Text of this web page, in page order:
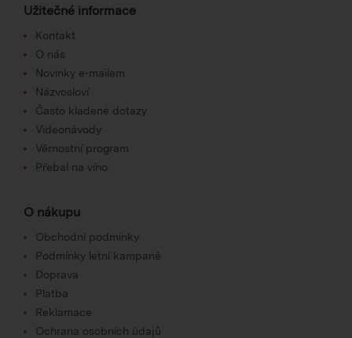
Užitečné informace
Kontakt
O nás
Novinky e-mailem
Názvosloví
Často kladené dotazy
Videonávody
Věrnostní program
Přebal na víno
O nákupu
Obchodní podmínky
Podmínky letní kampaně
Doprava
Platba
Reklamace
Ochrana osobních údajů